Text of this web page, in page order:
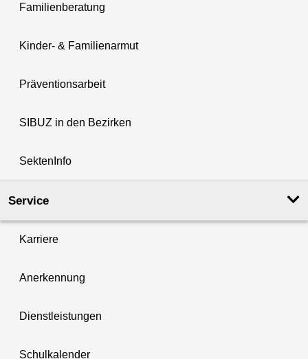
Familienberatung
Kinder- & Familienarmut
Präventionsarbeit
SIBUZ in den Bezirken
SektenInfo
Service
Karriere
Anerkennung
Dienstleistungen
Schulkalender